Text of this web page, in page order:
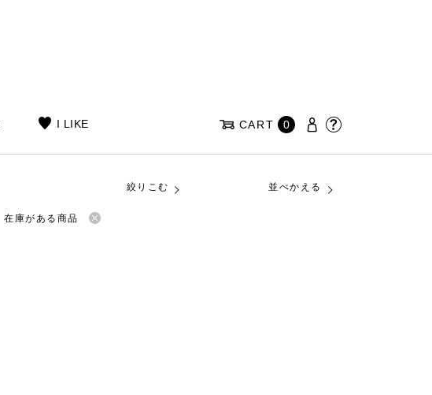
I LIKE CART 0
絞りこむ 並べかえる
在庫がある商品